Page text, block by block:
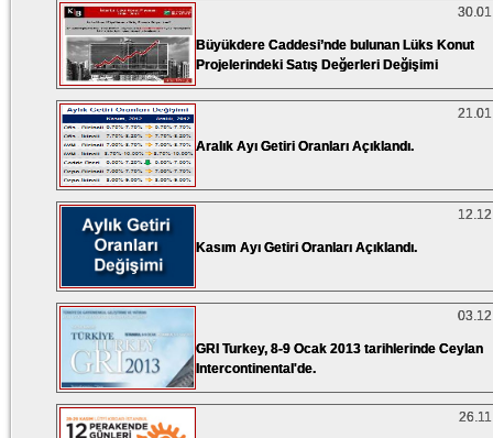
Büyükdere Caddesi’nde bulunan Lüks Konut
Projelerindeki Satış Değerleri Değişimi
Aralık Ayı Getiri Oranları Açıklandı.
Kasım Ayı Getiri Oranları Açıklandı.
GRI Turkey, 8-9 Ocak 2013 tarihlerinde Ceylan
Intercontinental'de.